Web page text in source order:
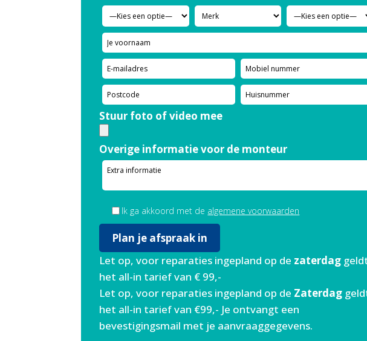
Stuur foto of video mee
Overige informatie voor de monteur
Ik ga akkoord met de algemene voorwaarden
Let op, voor reparaties ingepland op de zaterdag
het all-in tarief van € 99,-
Let op, voor reparaties ingepland op de Zaterdag
het all-in tarief van €99,- Je ontvangt een
bevestigingsmail met je aanvraaggegevens.